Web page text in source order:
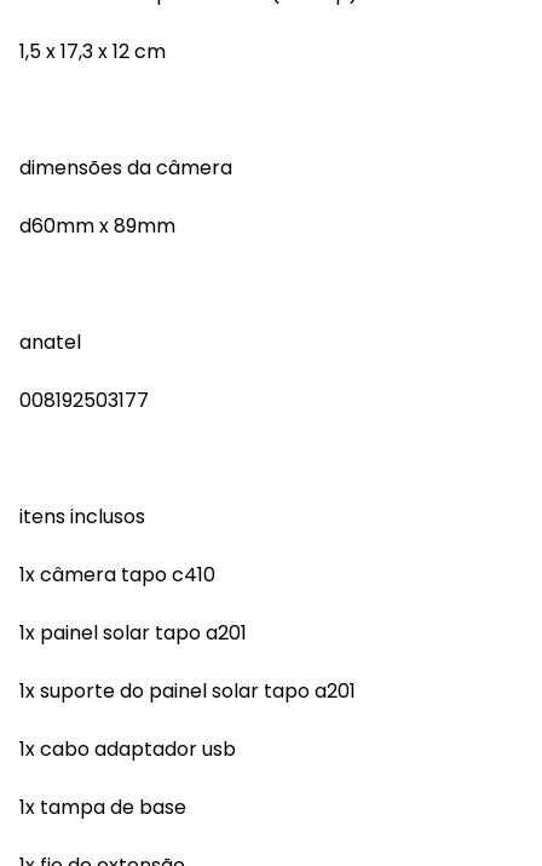
1,5 x 17,3 x 12 cm
dimensões da câmera
d60mm x 89mm
anatel
008192503177
itens inclusos
1x câmera tapo c410
1x painel solar tapo a201
1x suporte do painel solar tapo a201
1x cabo adaptador usb
1x tampa de base